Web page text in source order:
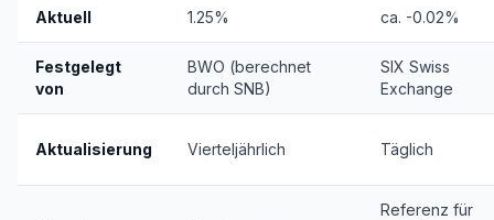
Aktuell 1.25% ca. -0.02%
Festgelegt
von
BWO (berechnet
durch SNB)
SIX Swiss
Exchange
Aktualisierung Vierteljährlich Täglich
Referenz für